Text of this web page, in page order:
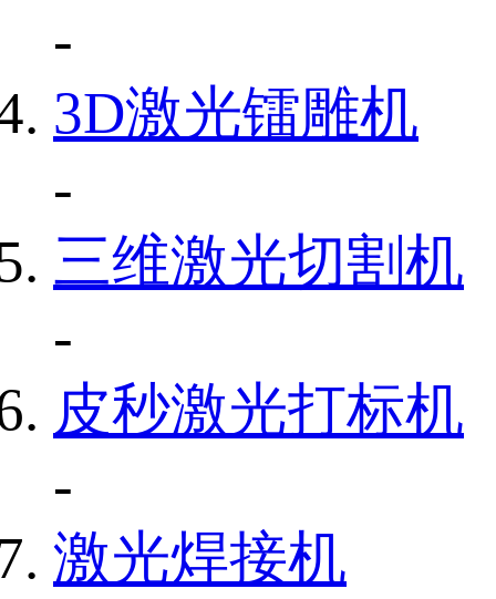
-
3D激光镭雕机
-
三维激光切割机
-
皮秒激光打标机
-
激光焊接机